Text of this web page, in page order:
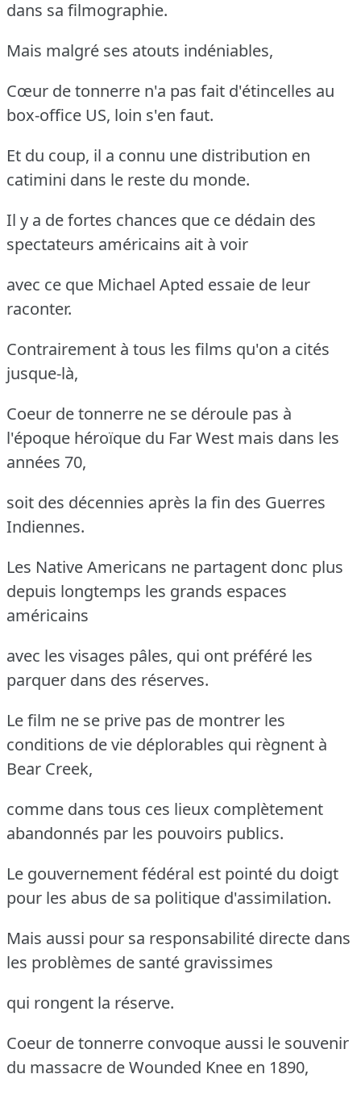
dans sa filmographie.
Mais malgré ses atouts indéniables,
Cœur de tonnerre n'a pas fait d'étincelles au
box-office US, loin s'en faut.
Et du coup, il a connu une distribution en
catimini dans le reste du monde.
Il y a de fortes chances que ce dédain des
spectateurs américains ait à voir
avec ce que Michael Apted essaie de leur
raconter.
Contrairement à tous les films qu'on a cités
jusque-là,
Coeur de tonnerre ne se déroule pas à
l'époque héroïque du Far West mais dans les
années 70,
soit des décennies après la fin des Guerres
Indiennes.
Les Native Americans ne partagent donc plus
depuis longtemps les grands espaces
américains
avec les visages pâles, qui ont préféré les
parquer dans des réserves.
Le film ne se prive pas de montrer les
conditions de vie déplorables qui règnent à
Bear Creek,
comme dans tous ces lieux complètement
abandonnés par les pouvoirs publics.
Le gouvernement fédéral est pointé du doigt
pour les abus de sa politique d'assimilation.
Mais aussi pour sa responsabilité directe dans
les problèmes de santé gravissimes
qui rongent la réserve.
Coeur de tonnerre convoque aussi le souvenir
du massacre de Wounded Knee en 1890,